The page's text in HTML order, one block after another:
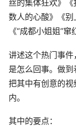
丝的集体狂欢》
数人的心酸》《别
《“成都小姐姐”
讲述这个热门事
是怎么回事。做
把其中有创意的
内。
其中的要点：